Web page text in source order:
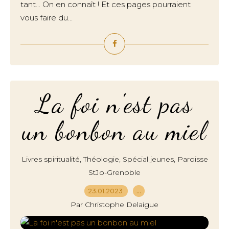
tant... On en connaît ! Et ces pages pourraient
vous faire du...
La foi n'est pas
un bonbon au miel
Livres spiritualité,Théologie, Spécial jeunes, Paroisse
StJo-Grenoble
23.01.2023 …
Par Christophe Delaigue